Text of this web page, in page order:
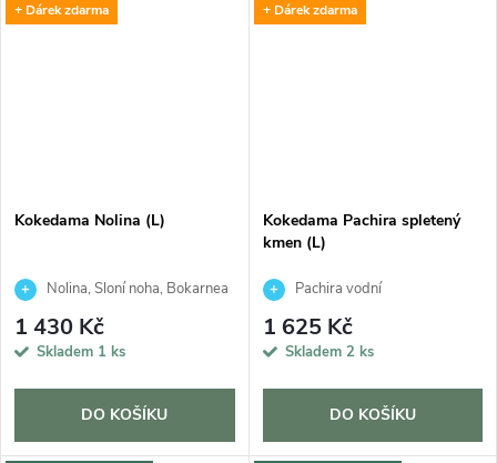
+ Dárek zdarma
Kokedama Nolina (L)
Nolina, Sloní noha, Bokarnea
1 430 Kč
Skladem 1 ks
DO KOŠÍKU
+ Dárek zdarma
Kokedama Pachira spletený
kmen (L)
Pachira vodní
1 625 Kč
Skladem 2 ks
DO KOŠÍKU